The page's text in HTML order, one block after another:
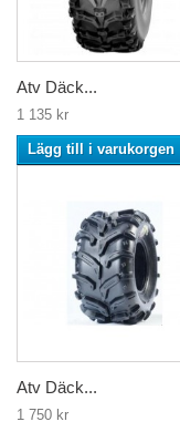
Atv Däck...
1 135 kr
Lägg till i varukorgen
Atv Däck...
1 750 kr